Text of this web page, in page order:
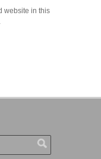
website in this